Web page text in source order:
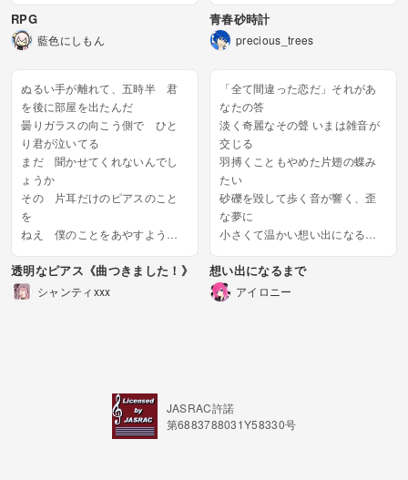
(サビ)
絶対的なピンチだって さぁ！
とっておきの魔法きめて 大き
RPG
藍色にしもん
大切に 伝えたいと
願う言葉は 恥じらうばかり
青春砂時計
precious_trees
ぬるい手が離れて、五時半 君
を後に部屋を出たんだ
曇りガラスの向こう側で ひと
り君が泣いてる
まだ 聞かせてくれないんでし
ょうか
その 片耳だけのピアスのこと
を
ねえ 僕のことをあやすような
だれ、誰が聞いていたの
出会った日見えた左耳 ピアス
透明なピアス《曲つきました！》
シャンティxxx
「全て間違った恋だ」それがあ
なたの答
淡く奇麗なその聲 いまは雑音が
交じる
羽搏くこともやめた片翅の蝶み
たい
砂礫を毀して歩く音が響く、歪
な夢に
小さくて温かい想い出になるま
いつまでも凍てついて まだ愛し
い
左手に痕跡された感覚がもどか
想い出になるまで
アイロニー
JASRAC許諾
第6883788031Y58330号